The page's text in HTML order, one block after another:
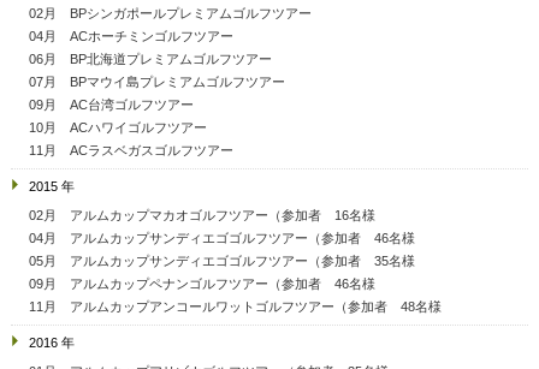
02月 BPシンガポールプレミアムゴルフツアー
04月 ACホーチミンゴルフツアー
06月 BP北海道プレミアムゴルフツアー
07月 BPマウイ島プレミアムゴルフツアー
09月 AC台湾ゴルフツアー
10月 ACハワイゴルフツアー
11月 ACラスベガスゴルフツアー
2015 年
02月 アルムカップマカオゴルフツアー（参加者 16名様
04月 アルムカップサンディエゴゴルフツアー（参加者 46名様
05月 アルムカップサンディエゴゴルフツアー（参加者 35名様
09月 アルムカップペナンゴルフツアー（参加者 46名様
11月 アルムカップアンコールワットゴルフツアー（参加者 48名様
2016 年